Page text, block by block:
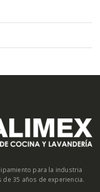
para la industria
35 años de experiencia.